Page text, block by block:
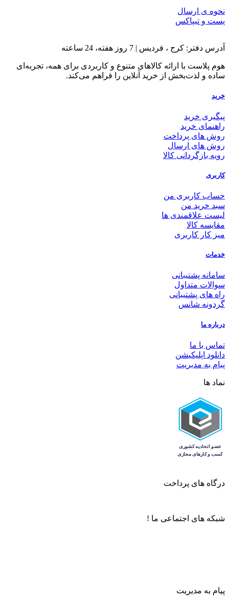
نحوه ی ارسال
پست و تیپاکس
آدرس دفتر: کرج ، فردیس | 7 روز هفته، 24 ساعته
هوم پلاست با ارائه کالاهای متنوع و کاربردی برای همه، تجربه‌ای
ساده و لذت‌بخش از خرید آنلاین را فراهم می‌کند.
خرید
پیگیری خرید
راهنمای خرید
روش های پرداخت
روش های ارسال
رویه بازگردانی کالا
کاربری
حساب کاربری من
سبد خرید من
لیست علاقمندی ها
مقایسه کالا
میز کار کاربری
خدمات
سامانه پشتیبانی
سوالات متداول
راه های پشتیبانی
گردونه شانس
درباره ما
تماس با ما
دانلود اپلیکیشن
پیام به مدیریت
نماد ها
درگاه های پرداخت
شبکه های اجتماعی ما !
پیام به مدیریت